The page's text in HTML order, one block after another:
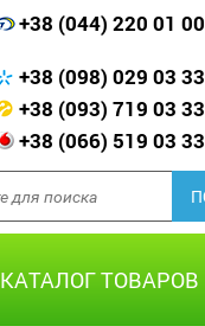
+38 (044) 220 01 00
+38 (098) 029 03 33
+38 (093) 719 03 33
+38 (066) 519 03 33
КАТАЛОГ ТОВАРОВ